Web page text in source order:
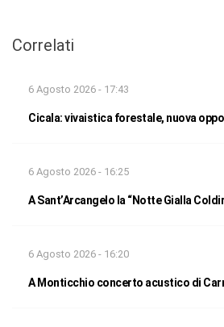
Correlati
6 Agosto 2026 - 17:43
Cicala: vivaistica forestale, nuova
6 Agosto 2026 - 16:25
A Sant’Arcangelo la “Notte Gialla
6 Agosto 2026 - 16:20
A Monticchio concerto acustico di